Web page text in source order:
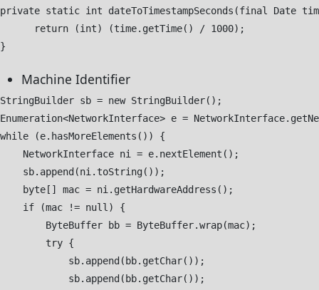
private static int dateToTimestampSeconds(final Date
      return (int) (time.getTime() / 1000);
Machine Identifier
StringBuilder sb = new StringBuilder();
Enumeration<NetworkInterface> e =
while (e.hasMoreElements()) {
    NetworkInterface ni = e.nextElement();
    sb.append(ni.toString());
    byte[] mac = ni.getHardwareAddress();
    if (mac != null) {
        ByteBuffer bb = ByteBuffer.wrap(mac);
        try {
            sb.append(bb.getChar());
            sb.append(bb.getChar());